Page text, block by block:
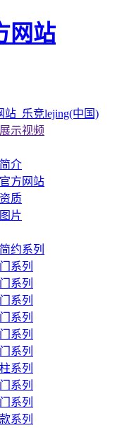
网站
站_乐竞lejing(中国)
示视频
介
方网站
质
片
约系列
系列
系列
系列
系列
系列
系列
系列
系列
系列
系列